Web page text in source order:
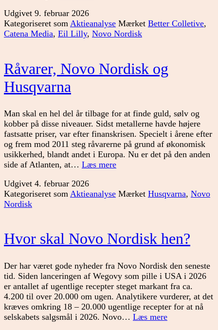
porteføljen
Udgivet 9. februar 2026
Kategoriseret som Aktieanalyse Mærket Better Colletive,
Catena Media, Eil Lilly, Novo Nordisk
Råvarer, Novo Nordisk og
Husqvarna
Man skal en hel del år tilbage for at finde guld, sølv og
kobber på disse niveauer. Sidst metallerne havde højere
fastsatte priser, var efter finanskrisen. Specielt i årene efter
og frem mod 2011 steg råvarerne på grund af økonomisk
usikkerhed, blandt andet i Europa. Nu er det på den anden
side af Atlanten, at… Læs mereRåvarer,
og
Udgivet 4. februar 2026
Kategoriseret som Aktieanalyse Mærket Husqvarna, Novo
Nordisk
Hvor skal Novo Nordisk hen?
Der har været gode nyheder fra Novo Nordisk den seneste
tid. Siden lanceringen af Wegovy som pille i USA i 2026
er antallet af ugentlige recepter steget markant fra ca.
4.200 til over 20.000 om ugen. Analytikere vurderer, at det
kræves omkring 18 – 20.000 ugentlige recepter for at nå
selskabets salgsmål i 2026. Novo… Læs mereHvor